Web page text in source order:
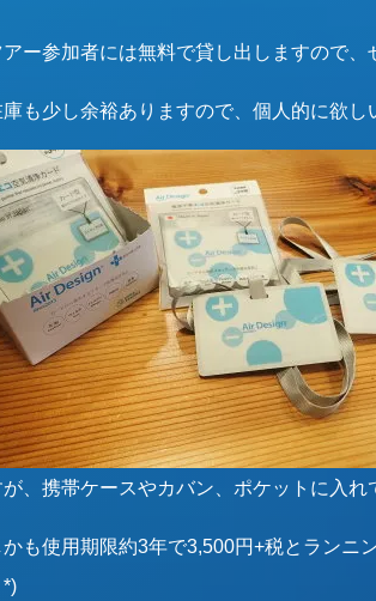
ー参加者には無料で貸し出しますので、
も少し余裕ありますので、個人的に欲し
、携帯ケースやカバン、ポケットに入
も使用期限約3年で3,500円+税とランニ